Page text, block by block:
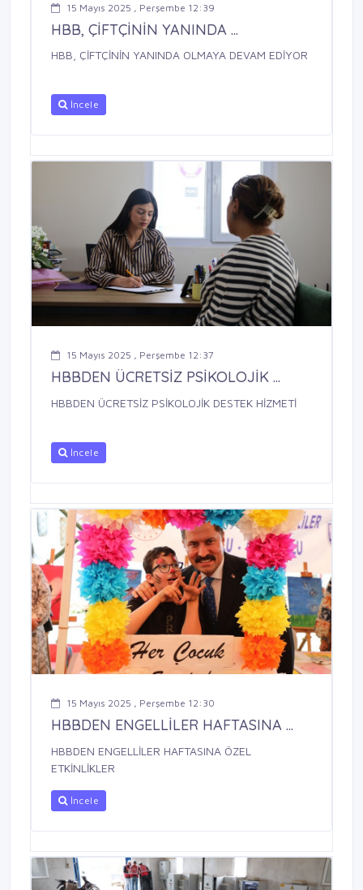
15 Mayıs 2025 , Perşembe 12:39
HBB, ÇİFTÇİNİN YANINDA ...
HBB, ÇİFTÇİNİN YANINDA OLMAYA DEVAM EDİYOR
İncele
15 Mayıs 2025 , Perşembe 12:37
HBBDEN ÜCRETSİZ PSİKOLOJİK ...
HBBDEN ÜCRETSİZ PSİKOLOJİK DESTEK HİZMETİ
İncele
15 Mayıs 2025 , Perşembe 12:30
HBBDEN ENGELLİLER HAFTASINA ...
HBBDEN ENGELLİLER HAFTASINA ÖZEL
ETKİNLİKLER
İncele